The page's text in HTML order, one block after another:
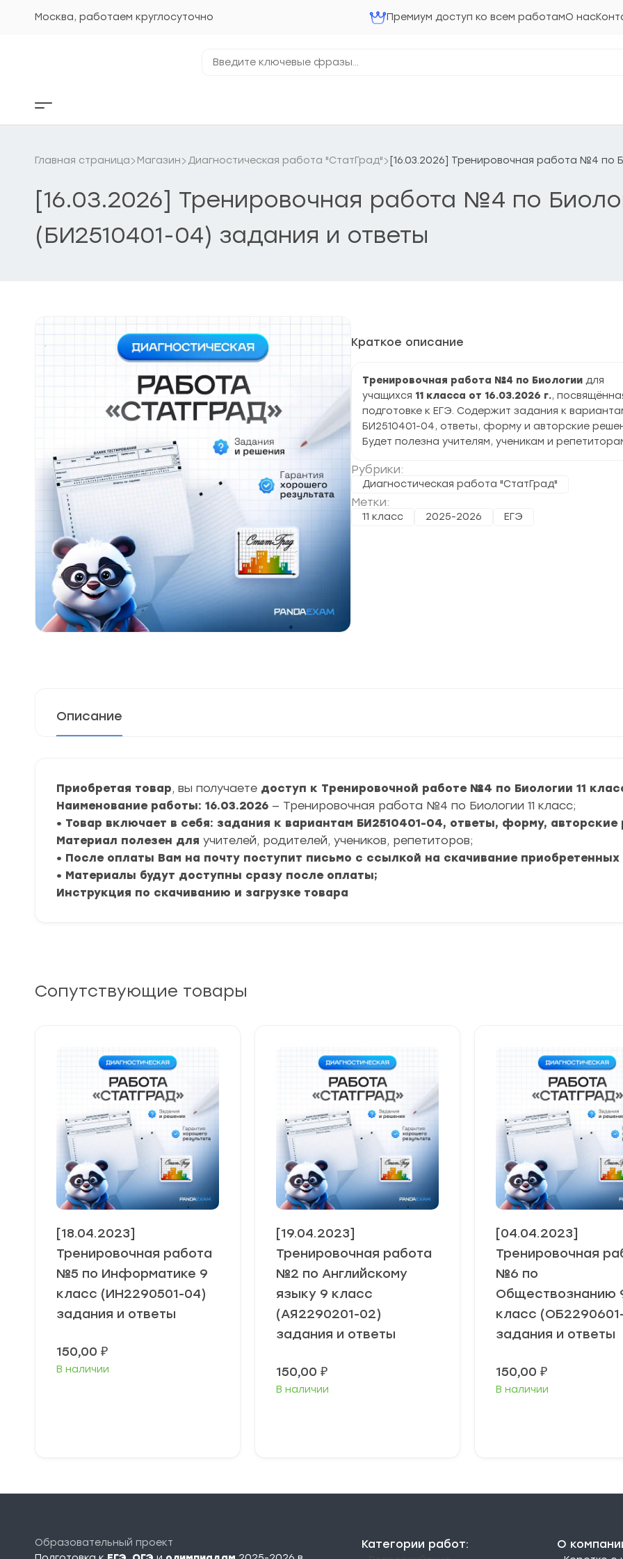
Москва, работаем круглосуточно Премиум доступ ко всем работамО нас
ключевые
Кнопка
бокового
Главная страница Магазин Диагностическая работа "СтатГрад" [16.03.2026] Тренировочная работа №4 по
[16.03.2026] Тренировочная работа №4 по
(БИ2510401-04) задания и ответы
Краткое описание
Тренировочная работа №4 по Биологии для
учащихся 11 класса от 16.03.2026 г.,
подготовке к ЕГЭ. Содержит задания к
БИ2510401-04, ответы, форму и авторские
Будет полезна учителям, ученикам и
Рубрики:
Диагностическая работа "СтатГрад"
Метки:
11 класс 2025-2026 ЕГЭ
Описание
Приобретая товар, вы получаете доступ к Тренировочной работе №4 по Биологии 11
Наименование работы: 16.03.2026 — Тренировочная работа №4 по Биологии 11 класс;
• Товар включает в себя: задания к вариантам БИ2510401-04, ответы, форму,
Материал полезен для учителей, родителей, учеников, репетиторов;
• После оплаты Вам на почту поступит письмо с ссылкой на скачивание приобретенных
• Материалы будут доступны сразу после оплаты;
Инструкция по скачиванию и загрузке товара
Сопутствующие товары
[18.04.2023]
Тренировочная работа
№5 по Информатике 9
класс (ИН2290501-04)
задания и ответы
150,00 ₽
В наличии
[19.04.2023]
Тренировочная работа
№2 по Английскому
языку 9 класс
(АЯ2290201-02)
задания и ответы
150,00 ₽
В наличии
[04.04.2023]
Тренировочная
№6 по
Обществознанию
класс
задания и ответы
150,00 ₽
В наличии
Образовательный проект
Категории работ: О